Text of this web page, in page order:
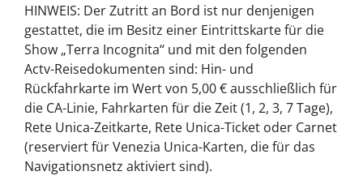
HINWEIS: Der Zutritt an Bord ist nur denjenigen
gestattet, die im Besitz einer Eintrittskarte für die
Show „Terra Incognita“ und mit den folgenden
Actv-Reisedokumenten sind: Hin- und
Rückfahrkarte im Wert von 5,00 € ausschließlich für
die CA-Linie, Fahrkarten für die Zeit (1, 2, 3, 7 Tage),
Rete Unica-Zeitkarte, Rete Unica-Ticket oder Carnet
(reserviert für Venezia Unica-Karten, die für das
Navigationsnetz aktiviert sind).